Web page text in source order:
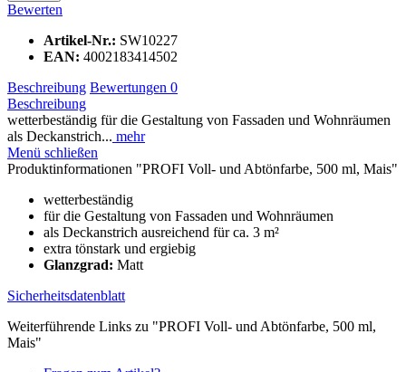
Bewerten
Artikel-Nr.: SW10227
EAN: 4002183414502
Beschreibung Bewertungen 0
Beschreibung
wetterbeständig für die Gestaltung von Fassaden und Wohnräumen
als Deckanstrich... mehr
Menü schließen
Produktinformationen "PROFI Voll- und Abtönfarbe, 500 ml, Mais"
wetterbeständig
für die Gestaltung von Fassaden und Wohnräumen
als Deckanstrich ausreichend für ca. 3 m²
extra tönstark und ergiebig
Glanzgrad: Matt
Sicherheitsdatenblatt
Weiterführende Links zu "PROFI Voll- und Abtönfarbe, 500 ml,
Mais"